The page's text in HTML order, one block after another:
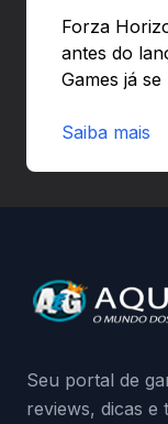
Forza
antes do
Games já
preload e
da
medidas
Saiba mais
Seu portal de
reviews, dicas e